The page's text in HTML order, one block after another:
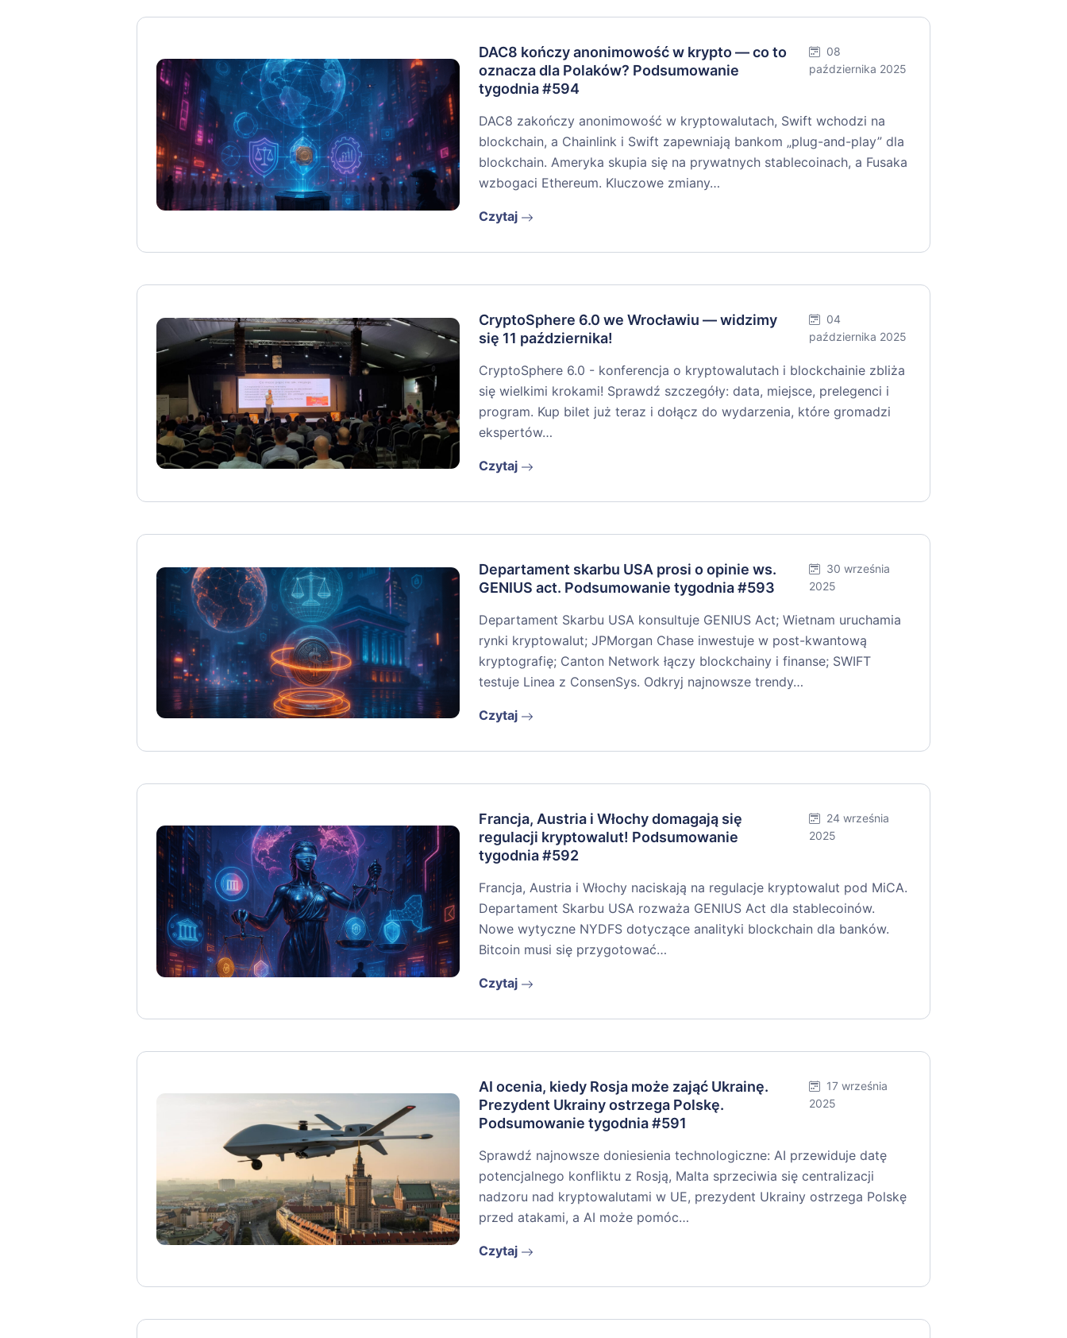
DAC8 kończy anonimowość w krypto — co to
oznacza dla Polaków? Podsumowanie
tygodnia #594
08
października 2025
DAC8 zakończy anonimowość w kryptowalutach, Swift wchodzi na
blockchain, a Chainlink i Swift zapewniają bankom „plug-and-play” dla
blockchain. Ameryka skupia się na prywatnych stablecoinach, a Fusaka
wzbogaci Ethereum. Kluczowe zmiany…
Czytaj
CryptoSphere 6.0 we Wrocławiu — widzimy
się 11 października!
04
października 2025
CryptoSphere 6.0 - konferencja o kryptowalutach i blockchainie zbliża
się wielkimi krokami! Sprawdź szczegóły: data, miejsce, prelegenci i
program. Kup bilet już teraz i dołącz do wydarzenia, które gromadzi
ekspertów…
Czytaj
Departament skarbu USA prosi o opinie ws.
GENIUS act. Podsumowanie tygodnia #593
30 września
2025
Departament Skarbu USA konsultuje GENIUS Act; Wietnam uruchamia
rynki kryptowalut; JPMorgan Chase inwestuje w post-kwantową
kryptografię; Canton Network łączy blockchainy i finanse; SWIFT
testuje Linea z ConsenSys. Odkryj najnowsze trendy…
Czytaj
Francja, Austria i Włochy domagają się
regulacji kryptowalut! Podsumowanie
tygodnia #592
24 września
2025
Francja, Austria i Włochy naciskają na regulacje kryptowalut pod MiCA.
Departament Skarbu USA rozważa GENIUS Act dla stablecoinów.
Nowe wytyczne NYDFS dotyczące analityki blockchain dla banków.
Bitcoin musi się przygotować…
Czytaj
AI ocenia, kiedy Rosja może zająć Ukrainę.
Prezydent Ukrainy ostrzega Polskę.
Podsumowanie tygodnia #591
17 września
2025
Sprawdź najnowsze doniesienia technologiczne: AI przewiduje datę
potencjalnego konfliktu z Rosją, Malta sprzeciwia się centralizacji
nadzoru nad kryptowalutami w UE, prezydent Ukrainy ostrzega Polskę
przed atakami, a AI może pomóc…
Czytaj